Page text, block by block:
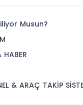
Musun?
HABER
& ARAÇ TAKİP